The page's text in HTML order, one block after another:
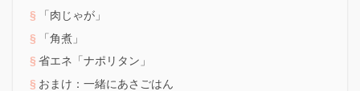
「肉じゃが」
「角煮」
省エネ「ナポリタン」
おまけ：一緒にあさごはん